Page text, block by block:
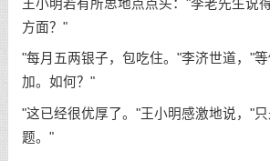
王小明若有所思地点点头："李老先生说
方面？"
"每月五两银子，包吃住。"李济世道，"
加。如何？"
"这已经很优厚了。"王小明感激地说，"只
题。"